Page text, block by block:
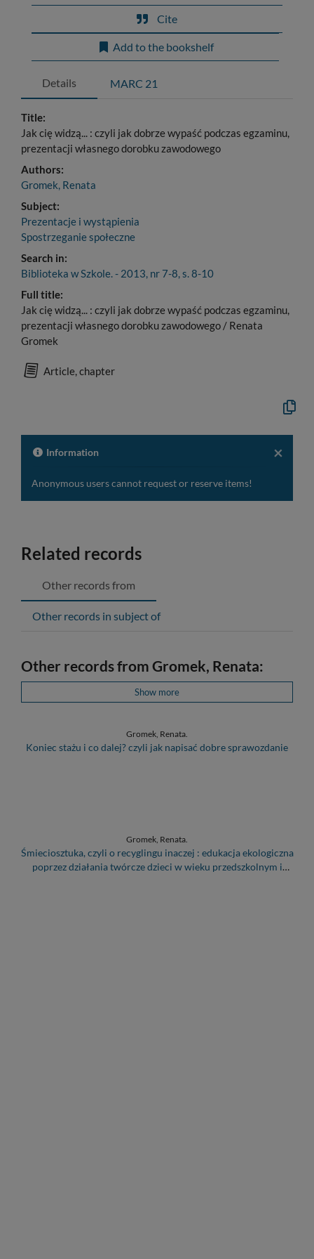
Cite
Add to the bookshelf
Details MARC 21
Title:
Jak cię widzą... : czyli jak dobrze wypaść podczas egzaminu,
prezentacji własnego dorobku zawodowego
Authors:
Gromek, Renata
Subject:
Prezentacje i wystąpienia
Spostrzeganie społeczne
Search in:
Biblioteka w Szkole. - 2013, nr 7-8, s. 8-10
Full title:
Jak cię widzą... : czyli jak dobrze wypaść podczas egzaminu,
prezentacji własnego dorobku zawodowego / Renata
Gromek
Article, chapter
Copy
×
Information
Anonymous users cannot request or reserve items!
Related records
Other records from
Other records in subject of
Other records from Gromek, Renata:
Show more
Gromek, Renata.
Koniec stażu i co dalej? czyli jak napisać dobre sprawozdanie
Gromek, Renata.
Śmieciosztuka, czyli o recyglingu inaczej : edukacja ekologiczna
poprzez działania twórcze dzieci w wieku przedszkolnym i